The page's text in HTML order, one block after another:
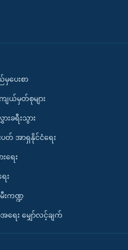
မှပေးစာ
ျယ်မှတ်စုများ
းခရီးသွား
တ် အာရှနိုင်ငံရေး
းရေး
း
းကဏ္ဍ
ရေး မျှော်လင့်ချက်